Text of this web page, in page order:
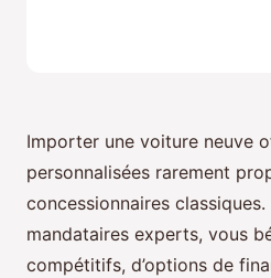
Importer une voiture neuve
personnalisées rarement
concessionnaires
mandataires experts, vous
compétitifs, d’options de